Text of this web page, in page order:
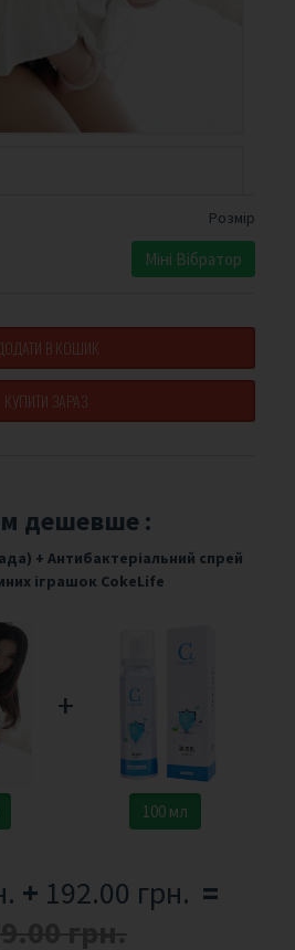
Розмір
Міні Вібратор
В КОШИК
КУПИТИ ЗАРАЗ
дешевше :
+ Антибактеріальний спрей
іграшок CokeLife
+
100 мл
+ 192.00 грн. =